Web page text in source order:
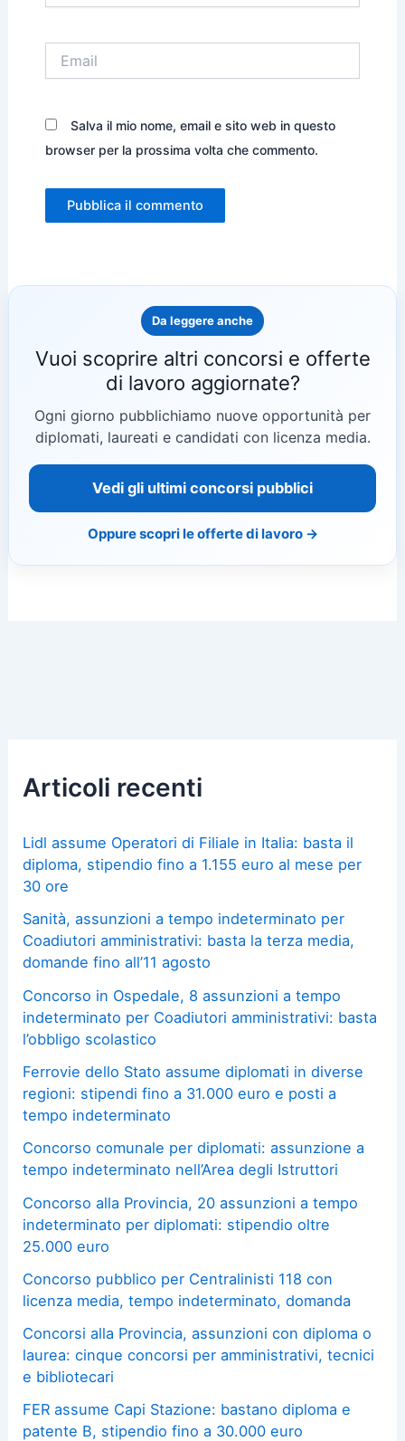
Salva il mio nome, email e sito web in questo
browser per la prossima volta che commento.
Da leggere anche
Vuoi scoprire altri concorsi e offerte
di lavoro aggiornate?
Ogni giorno pubblichiamo nuove opportunità per
diplomati, laureati e candidati con licenza media.
Vedi gli ultimi concorsi pubblici
Oppure scopri le offerte di lavoro →
Articoli recenti
Lidl assume Operatori di Filiale in Italia: basta il
diploma, stipendio fino a 1.155 euro al mese per
30 ore
Sanità, assunzioni a tempo indeterminato per
Coadiutori amministrativi: basta la terza media,
domande fino all’11 agosto
Concorso in Ospedale, 8 assunzioni a tempo
indeterminato per Coadiutori amministrativi: basta
l’obbligo scolastico
Ferrovie dello Stato assume diplomati in diverse
regioni: stipendi fino a 31.000 euro e posti a
tempo indeterminato
Concorso comunale per diplomati: assunzione a
tempo indeterminato nell’Area degli Istruttori
Concorso alla Provincia, 20 assunzioni a tempo
indeterminato per diplomati: stipendio oltre
25.000 euro
Concorso pubblico per Centralinisti 118 con
licenza media, tempo indeterminato, domanda
Concorsi alla Provincia, assunzioni con diploma o
laurea: cinque concorsi per amministrativi, tecnici
e bibliotecari
FER assume Capi Stazione: bastano diploma e
patente B, stipendio fino a 30.000 euro